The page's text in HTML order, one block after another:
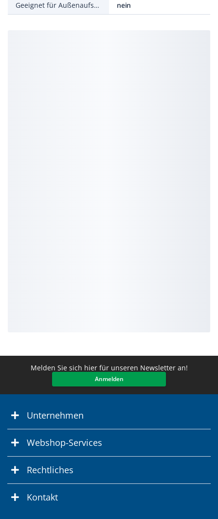
Geeignet für Außenaufstellung
nein
Melden Sie sich hier für unseren Newsletter an!
Anmelden
Unternehmen
Webshop-Services
Rechtliches
Kontakt